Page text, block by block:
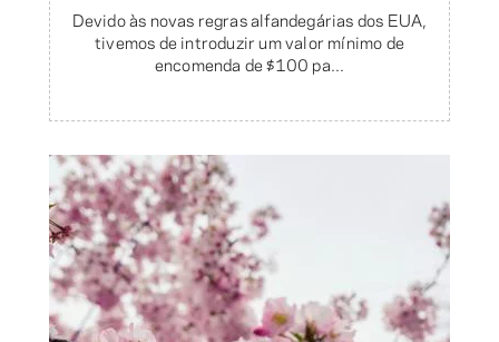
Devido às novas regras alfandegárias dos EUA,
tivemos de introduzir um valor mínimo de
encomenda de $100 pa...